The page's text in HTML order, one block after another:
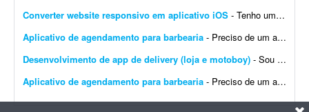
Converter website responsivo em aplicativo iOS - Tenho um website responsivo e preciso transformá-lo em um aplicativo para iPhone, para poder publicá-lo na App Store.
Aplicativo de agendamento para barbearia - Preciso de um aplicativo para gerenciar e agendar horários na minha barbearia. Já tenho um site, mas desejo um aplicativo específico para agendamentos.
Desenvolvimento de app de delivery (loja e motoboy) - Sou subgerente de pizzaria há mais de 6 anos, conheço todos os detalhes e problemas reais do serviço. Preciso criar um sistema prático com interface simples, letras gran...
Aplicativo de agendamento para barbearia - Preciso de um aplicativo para agendamento da minha barbearia. Já tenho um site, mas preciso mesmo de um aplicativo.